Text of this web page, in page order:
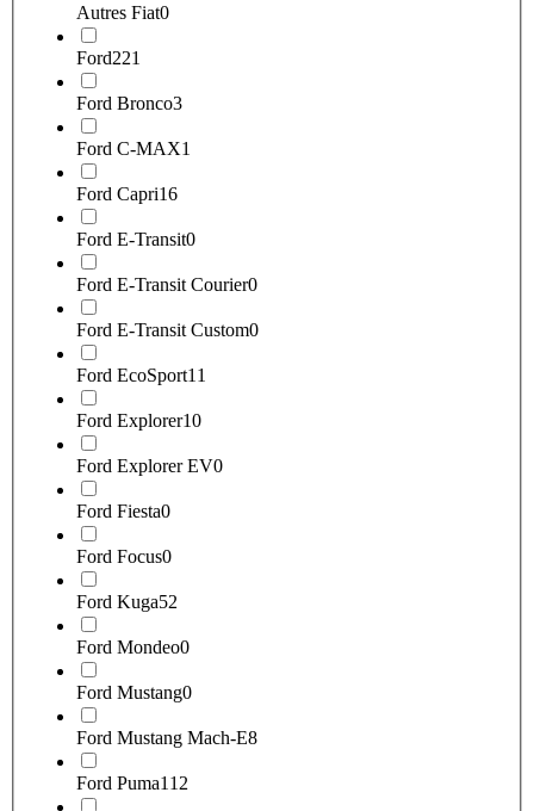
Autres Fiat0
Ford221
Ford Bronco3
Ford C-MAX1
Ford Capri16
Ford E-Transit0
Ford E-Transit Courier0
Ford E-Transit Custom0
Ford EcoSport11
Ford Explorer10
Ford Explorer EV0
Ford Fiesta0
Ford Focus0
Ford Kuga52
Ford Mondeo0
Ford Mustang0
Ford Mustang Mach-E8
Ford Puma112